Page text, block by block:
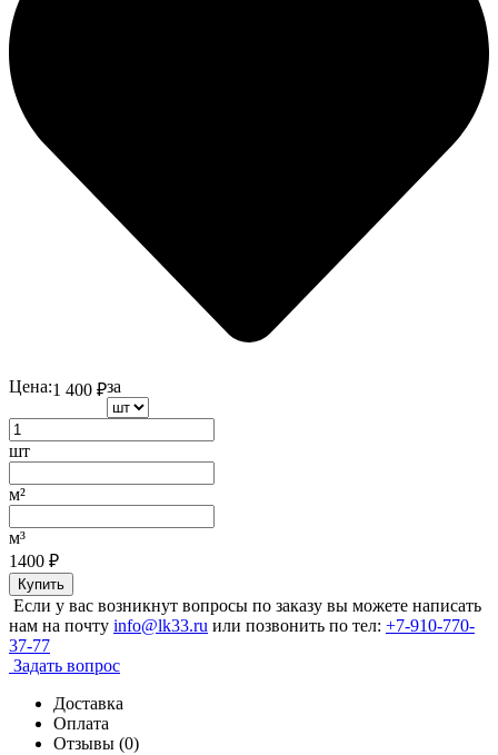
Цена:1 400 ₽за
шт
м²
м³
1400 ₽
Купить
Если у вас возникнут вопросы по заказу вы можете написать
нам на почту info@lk33.ru или позвонить по тел: +7-910-770-
37-77
Задать вопрос
Доставка
Оплата
Отзывы (0)